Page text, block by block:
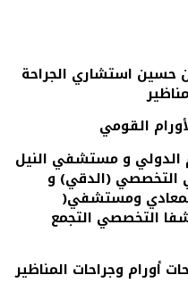
حسين استشاري الجراحة
الدولي و مستشفي النيل
التخصصي (الدقي) و
ومستشفي(
التخصصي التجمع
أورام وجراحات المناظير